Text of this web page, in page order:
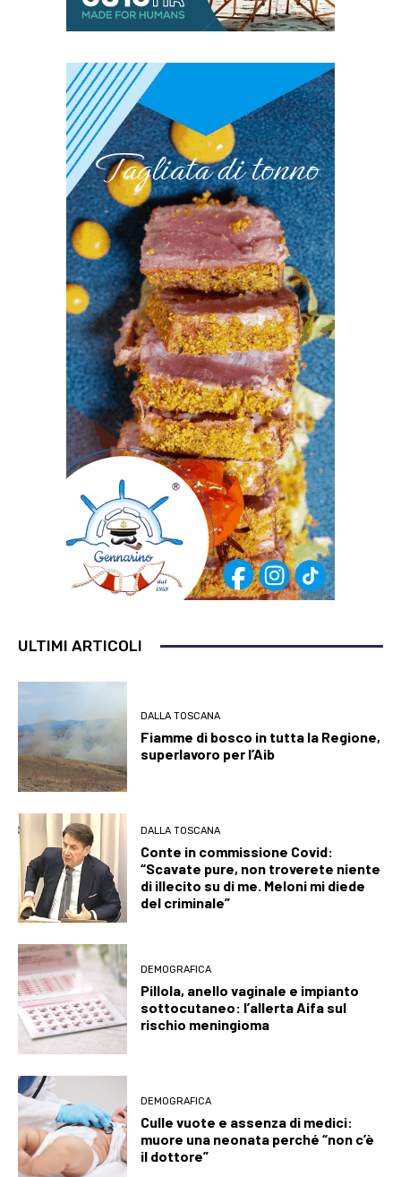
ULTIMI ARTICOLI
DALLA TOSCANA
Fiamme di bosco in tutta la Regione,
superlavoro per l’Aib
DALLA TOSCANA
Conte in commissione Covid:
“Scavate pure, non troverete niente
di illecito su di me. Meloni mi diede
del criminale”
DEMOGRAFICA
Pillola, anello vaginale e impianto
sottocutaneo: l’allerta Aifa sul
rischio meningioma
DEMOGRAFICA
Culle vuote e assenza di medici:
muore una neonata perché “non c’è
il dottore”